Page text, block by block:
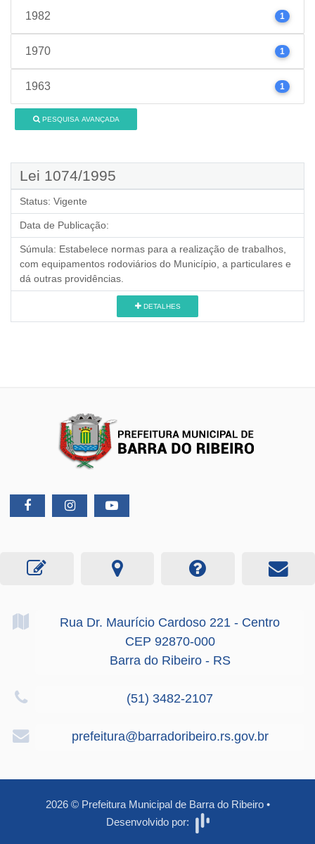
1982 1
1970 1
1963 1
PESQUISA AVANÇADA
Lei 1074/1995
Status: Vigente
Data de Publicação:
Súmula: Estabelece normas para a realização de trabalhos,
com equipamentos rodoviários do Município, a particulares e
dá outras providências.
DETALHES
Rua Dr. Maurício Cardoso 221 - Centro
CEP 92870-000
Barra do Ribeiro - RS
(51) 3482-2107
prefeitura@barradoribeiro.rs.gov.br
2026 © Prefeitura Municipal de Barra do Ribeiro •
Desenvolvido por: